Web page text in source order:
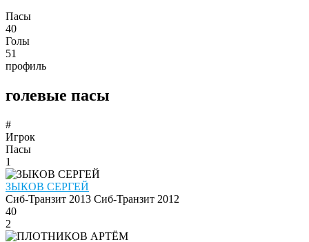
Пасы
40
Голы
51
профиль
голевые пасы
#
Игрок
Пасы
1
ЗЫКОВ СЕРГЕЙ
Сиб-Транзит 2013 Сиб-Транзит 2012
40
2